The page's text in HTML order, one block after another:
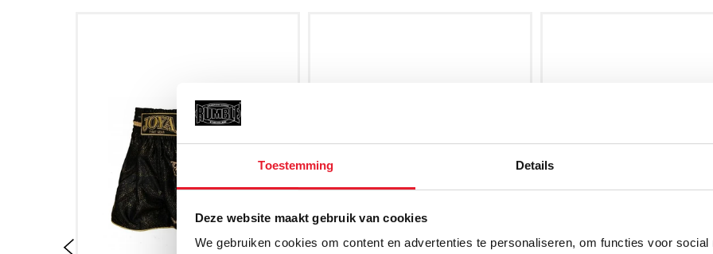
Toestemming Details
Deze website maakt gebruik van cookies
We gebruiken cookies om content en advertenties te personaliseren, om functies voor social